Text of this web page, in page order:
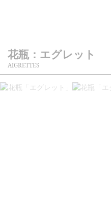
花瓶：エグレット
AIGRETTES